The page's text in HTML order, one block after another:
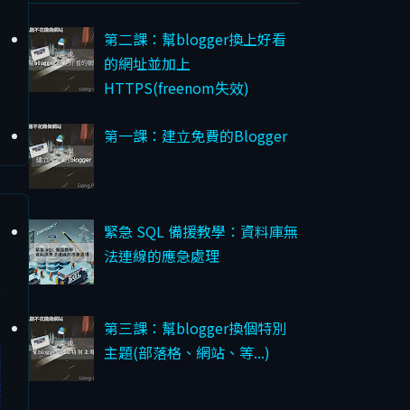
第二課：幫blogger換上好看
的網址並加上
HTTPS(freenom失效)
第一課：建立免費的Blogger
緊急 SQL 備援教學：資料庫無
法連線的應急處理
第三課：幫blogger換個特別
主題(部落格、網站、等...)